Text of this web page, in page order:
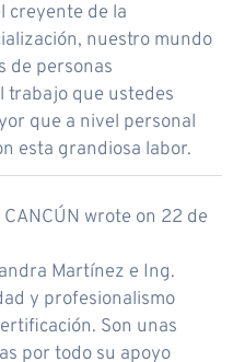
creyente de la
nuestro mundo
de personas
trabajo que ustedes
que a nivel personal
esta grandiosa labor.
CANCÚN wrote on 22 de
Martínez e Ing.
y profesionalismo
Son unas
por todo su apoyo